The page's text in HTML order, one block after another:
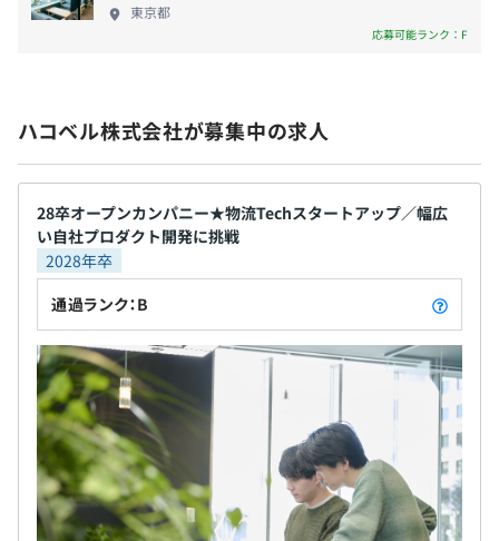
年2回（4月・10月）
各種社会保険完備（雇用保険・労災保険・健康保険・厚生
無期雇用
3ヶ月（待遇変化なし）
東京都
応募可能ランク：F
ハコベル株式会社が募集中の求人
28卒オープンカンパニー★物流Techスタートアップ／幅広
い自社プロダクト開発に挑戦
2028年卒
通過ランク：B